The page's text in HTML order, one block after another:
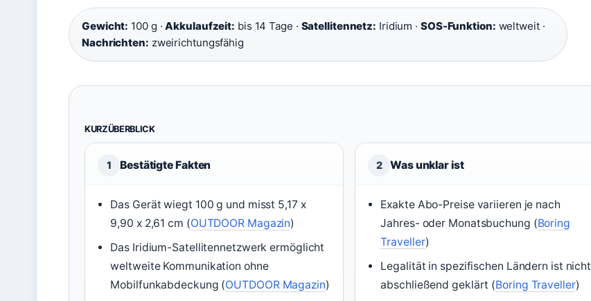
Gewicht: 100 g ·Akkulaufzeit: bis 14 Tage · Satellitennetz: Iridium · SOS-Funktion: weltweit ·
Nachrichten: zweirichtungsfähig
KURZÜBERBLICK
1 Bestätigte Fakten
Das Gerät wiegt 100 g und misst 5,17 x
9,90 x 2,61 cm (OUTDOOR Magazin)
Das Iridium-Satellitennetzwerk ermöglicht
weltweite Kommunikation ohne
Mobilfunkabdeckung (OUTDOOR Magazin)
2 Was unklar ist
Exakte Abo-Preise variieren je nach
Jahres- oder Monatsbuchung (Boring
Traveller)
Legalität in spezifischen Ländern ist nicht
abschließend geklärt (Boring Traveller)